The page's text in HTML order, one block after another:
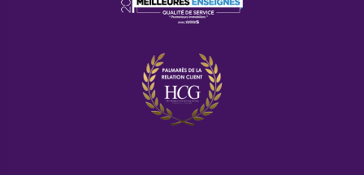
Asnières-sur-Seine varie d’un quartier à un autre.
Mais en général, celui-ci varie entre 4 700 et 10 000
Comment se porte le marché
immobilier à Asnières-sur-Seine